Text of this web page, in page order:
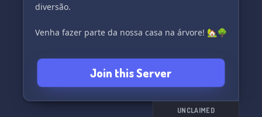
diversão.
Venha fazer parte da nossa casa na árvore! 🏡🌳
Join this Server
UNCLAIMED